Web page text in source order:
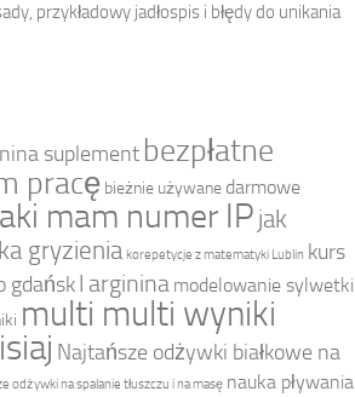
przykładowy jadłospis i błędy do unikania
suplement bezpłatne
pracę bieżnie używane darmowe
mam numer IP jak
gryzienia korepetycje z matematyki Lublin kurs
gdańskl arginina modelowanie sylwetki
multi multi wyniki
Najtańsze odżywki białkowe na
odżywki na spalanie tłuszczu i na masę nauka pływania